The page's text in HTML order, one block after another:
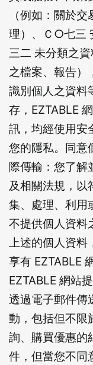
（例如：關於
理）、Ｃ○七三
三二 未分類之
之檔案、報告）
識別個人之資料
存，EZTABLE
訊，均經使用安
您的隱私。同意
際傳輸：您了解
及相關法規，以
集、處理、利用
不提供個人資料
上述的個人資料
享有 EZTABLE
EZTABLE 網站
透過電子郵件傳
動，包括但不限
詢、購買優惠的
件，但當您不同